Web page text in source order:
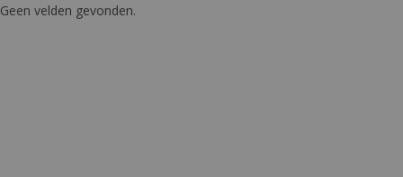
Geen velden gevonden.